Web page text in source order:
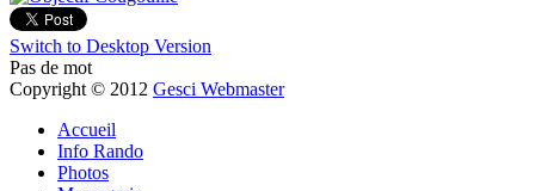
Switch to Desktop Version
Pas de mot
Copyright © 2012 Gesci Webmaster
Accueil
Info Rando
Photos